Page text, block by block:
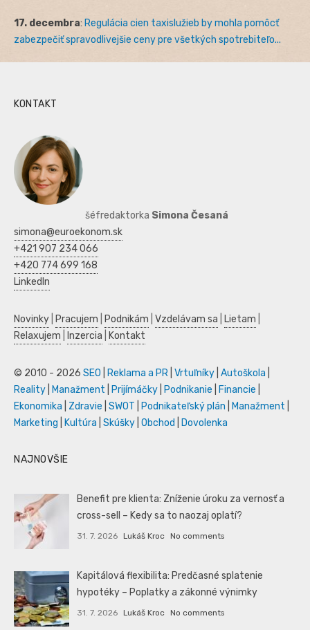
17. decembra: Regulácia cien taxislužieb by mohla pomôcť
zabezpečiť spravodlivejšie ceny pre všetkých spotrebiteľo...
KONTAKT
šéfredaktorka Simona Česaná
simona@euroekonom.sk
+421 907 234 066
+420 774 699 168
LinkedIn
Novinky Pracujem Podnikám Vzdelávam sa Lietam
Relaxujem
Inzercia Kontakt
© 2010 - 2026 SEO Reklama a PR Vrtuľníky Autoškola
Reality
Manažment Prijímáčky Podnikanie Financie
Ekonomika
Zdravie SWOT Podnikateľský plán Manažment
Marketing
Kultúra Skúšky Obchod Dovolenka
NAJNOVŠIE
Benefit pre klienta: Zníženie úroku za vernosť a
cross-sell – Kedy sa to naozaj oplatí?
31. 7. 2026 Lukáš Kroc No comments
Kapitálová flexibilita: Predčasné splatenie
hypotéky – Poplatky a zákonné výnimky
31. 7. 2026 Lukáš Kroc No comments